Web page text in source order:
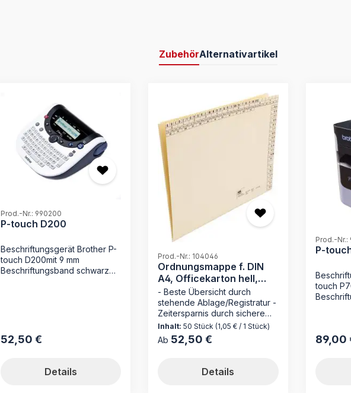
ZubehörAlternativartikel
Prod.-Nr.: 990200
P-touch D200
Beschriftungsgerät Brother P-
touch D200mit 9 mm
Beschriftungsband schwarz
Regulärer Preis:
52,50 €
Details
Prod.-Nr.: 104046
Ordnungsmappe f. DIN
A4, Officekarton hell,
230 g/qm
- Beste Übersicht durch
stehende Ablage/Registratur -
Zeitersparnis durch sichere
Loseblattablage - ohne
Mechanik wie bei hängender
Registratur - Made in Germany
von MAPPEI ist die ideale
Lösung für die effiziente
Inhalt:50 Stück(1,05 € / 1 Stück)
Regulärer Preis:
Ab 52,50 €
Details
Prod.-Nr.:
P-
touch
89,00